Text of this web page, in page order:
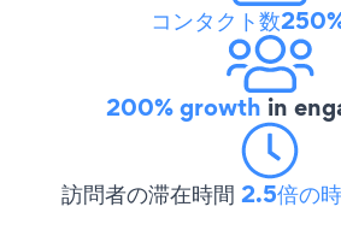
コンタクト数
200% growth in
訪問者の滞在時間 2.5倍の